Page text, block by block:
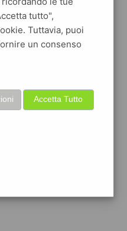
tutto",
Tuttavia, puoi
un consenso
Accetta Tutto